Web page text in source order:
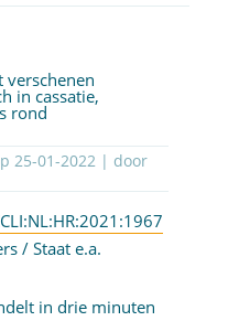
verschenen
in cassatie,
rond
25-01-2022| door
/ Staat e.a.
in drie minuten